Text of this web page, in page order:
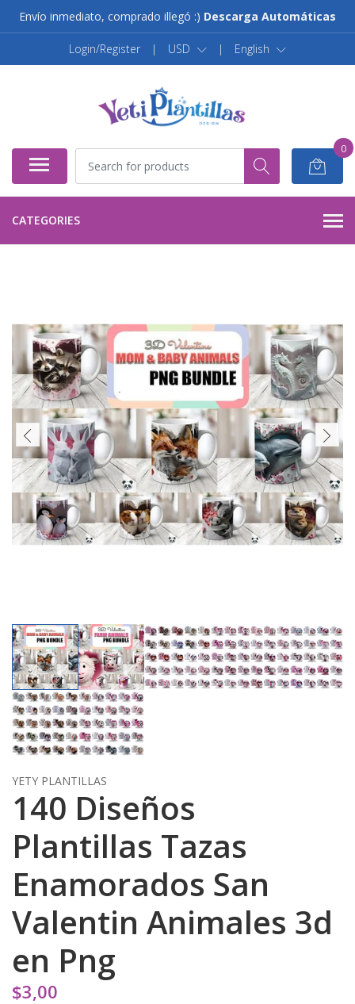
Envío inmediato, comprado illegó :) Descarga Automáticas
Login/Register | USD | English
0
CATEGORIES
YETY PLANTILLAS
140 Diseños
Plantillas Tazas
Enamorados San
Valentin Animales 3d
en Png
$3,00